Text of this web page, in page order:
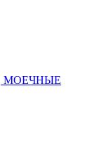
МОЕЧНЫЕ